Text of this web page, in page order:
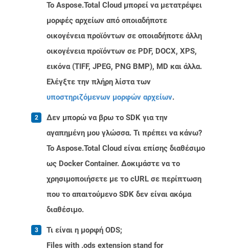
Το Aspose.Total Cloud μπορεί να μετατρέψει
μορφές αρχείων από οποιαδήποτε
οικογένεια προϊόντων σε οποιαδήποτε άλλη
οικογένεια προϊόντων σε PDF, DOCX, XPS,
εικόνα (TIFF, JPEG, PNG BMP), MD και άλλα.
Ελέγξτε την πλήρη λίστα των
υποστηριζόμενων μορφών αρχείων.
Δεν μπορώ να βρω το SDK για την
αγαπημένη μου γλώσσα. Τι πρέπει να κάνω?
Το Aspose.Total Cloud είναι επίσης διαθέσιμο
ως Docker Container. Δοκιμάστε να το
χρησιμοποιήσετε με το cURL σε περίπτωση
που το απαιτούμενο SDK δεν είναι ακόμα
διαθέσιμο.
Τι είναι η μορφή ODS;
Files with .ods extension stand for